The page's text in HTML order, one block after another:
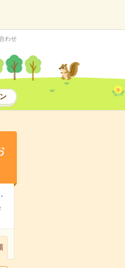
わせ